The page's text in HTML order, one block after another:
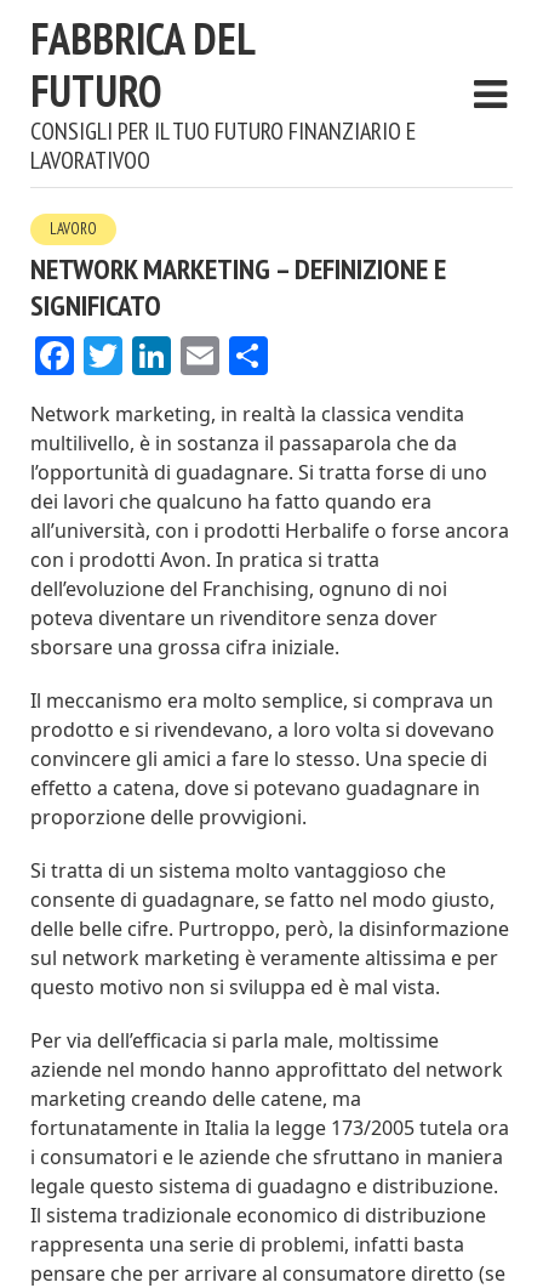
FABBRICA DEL
FUTURO
CONSIGLI PER IL TUO FUTURO FINANZIARIO E
LAVORATIVOO
LAVORO
NETWORK MARKETING – DEFINIZIONE E
SIGNIFICATO
Facebook
Twitter
LinkedIn
Email
Network marketing, in realtà la classica vendita
multilivello, è in sostanza il passaparola che da
l’opportunità di guadagnare. Si tratta forse di uno
dei lavori che qualcuno ha fatto quando era
all’università, con i prodotti Herbalife o forse ancora
con i prodotti Avon. In pratica si tratta
dell’evoluzione del Franchising, ognuno di noi
poteva diventare un rivenditore senza dover
sborsare una grossa cifra iniziale.
Il meccanismo era molto semplice, si comprava un
prodotto e si rivendevano, a loro volta si dovevano
convincere gli amici a fare lo stesso. Una specie di
effetto a catena, dove si potevano guadagnare in
proporzione delle provvigioni.
Si tratta di un sistema molto vantaggioso che
consente di guadagnare, se fatto nel modo giusto,
delle belle cifre. Purtroppo, però, la disinformazione
sul network marketing è veramente altissima e per
questo motivo non si sviluppa ed è mal vista.
Per via dell’efficacia si parla male, moltissime
aziende nel mondo hanno approfittato del network
marketing creando delle catene, ma
fortunatamente in Italia la legge 173/2005 tutela ora
i consumatori e le aziende che sfruttano in maniera
legale questo sistema di guadagno e distribuzione.
Il sistema tradizionale economico di distribuzione
rappresenta una serie di problemi, infatti basta
pensare che per arrivare al consumatore diretto (se